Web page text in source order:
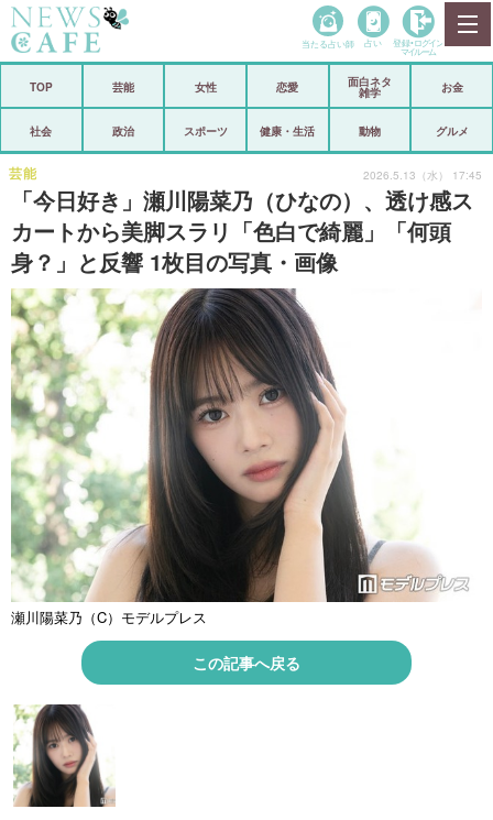
政治
芸能 スポーツ
恋愛 ビックリ
コメントポスト アリ／ナシ
リリース ショップ
登録・ログイン/マイルーム
当たる占い師 占い 登録• ログイン
マイルーム
TOP 芸能 女性 恋愛
面白ネタ
雑学
お金
社会 政治 スポーツ 健康・生活 動物 グルメ
「今日好き」瀬川陽菜乃（ひなの）、透け感ス
カートから美脚スラリ「色白で綺麗」「何頭
身？」と反響 1枚目の写真・画像
芸能 2026.5.13（水） 17:45
瀬川陽菜乃（C）モデルプレス
この記事へ戻る